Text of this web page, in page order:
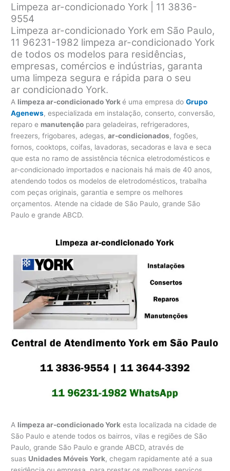
Limpeza ar-condicionado York | 11 3836-
9554
Limpeza ar-condicionado York em São Paulo,
11 96231-1982 limpeza ar-condicionado York
de todos os modelos para residências,
empresas, comércios e indústrias, garanta
uma limpeza segura e rápida para o seu
ar condicionado York.
A limpeza ar-condicionado Yorké uma empresa doGrupo
Agenews, especializada em instalação, conserto, conversão,
reparo e manutenção para geladeiras, refrigeradores,
freezers, frigobares, adegas,ar-condicionados, fogões,
fornos, cooktops, coifas, lavadoras, secadoras e lava e seca
que esta no ramo de assistência técnica eletrodomésticos e
ar-condicionado importados e nacionais há mais de 40 anos,
atendendo todos os modelos de eletrodomésticos, trabalha
com peças originais, garantia e sempre os melhores
orçamentos. Atende na cidade de São Paulo, grande São
Paulo e grande ABCD.
A limpeza ar-condicionado York esta localizada na cidade de
São Paulo e atende todos os bairros, vilas e regiões de São
Paulo, grande São Paulo e grande ABCD, através de
suas Unidades Móveis York, chegam rapidamente até a sua